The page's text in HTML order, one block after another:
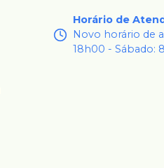
Horário de
Novo horário de
18h00 - Sábado: